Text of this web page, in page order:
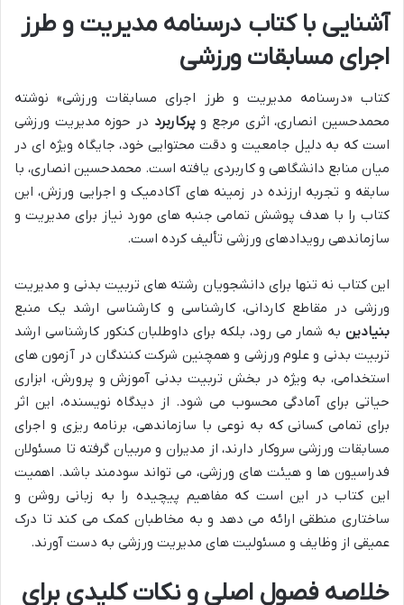
آشنایی با کتاب درسنامه مدیریت و طرز
اجرای مسابقات ورزشی
کتاب «درسنامه مدیریت و طرز اجرای مسابقات ورزشی» نوشته
محمدحسین انصاری، اثری مرجع وپرکاربرد در حوزه مدیریت ورزشی
است که به دلیل جامعیت و دقت محتوایی خود، جایگاه ویژه ای در
میان منابع دانشگاهی و کاربردی یافته است. محمدحسین انصاری، با
سابقه و تجربه ارزنده در زمینه های آکادمیک و اجرایی ورزش، این
کتاب را با هدف پوشش تمامی جنبه های مورد نیاز برای مدیریت و
سازماندهی رویدادهای ورزشی تألیف کرده است.
این کتاب نه تنها برای دانشجویان رشته های تربیت بدنی و مدیریت
ورزشی در مقاطع کاردانی، کارشناسی و کارشناسی ارشد یک منبع
بنیادین به شمار می رود، بلکه برای داوطلبان کنکور کارشناسی ارشد
تربیت بدنی و علوم ورزشی و همچنین شرکت کنندگان در آزمون های
استخدامی، به ویژه در بخش تربیت بدنی آموزش و پرورش، ابزاری
حیاتی برای آمادگی محسوب می شود. از دیدگاه نویسنده، این اثر
برای تمامی کسانی که به نوعی با سازماندهی، برنامه ریزی و اجرای
مسابقات ورزشی سروکار دارند، از مدیران و مربیان گرفته تا مسئولان
فدراسیون ها و هیئت های ورزشی، می تواند سودمند باشد. اهمیت
این کتاب در این است که مفاهیم پیچیده را به زبانی روشن و
ساختاری منطقی ارائه می دهد و به مخاطبان کمک می کند تا درک
عمیقی از وظایف و مسئولیت های مدیریت ورزشی به دست آورند.
خلاصه فصول اصلی و نکات کلیدی برای